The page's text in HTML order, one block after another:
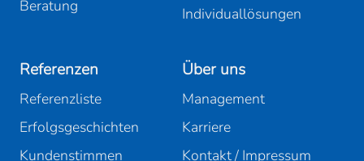
Beratung
Individuallösungen
Referenzen
Referenzliste
Erfolgsgeschichten
Kundenstimmen
Über uns
Management
Karriere
Kontakt / Impressum